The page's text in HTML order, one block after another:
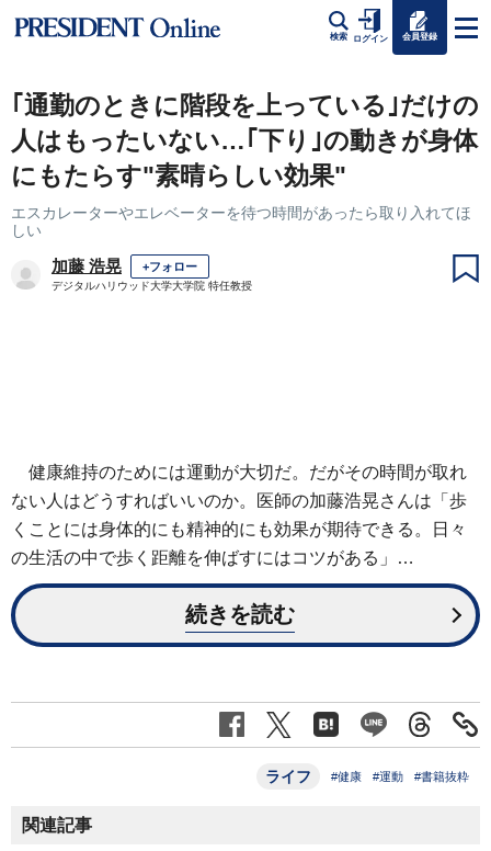
検索 ログイン 会員登録
｢通勤のときに階段を上っている｣だけの
人はもったいない…｢下り｣の動きが身体
にもたらす"素晴らしい効果"
エスカレーターやエレベーターを待つ時間があったら取り入れてほ
しい
加藤 浩晃 +フォロー
デジタルハリウッド大学大学院 特任教授
健康維持のためには運動が大切だ。だがその時間が取れ
ない人はどうすればいいのか。医師の加藤浩晃さんは「歩
くことには身体的にも精神的にも効果が期待できる。日々
の生活の中で歩く距離を伸ばすにはコツがある」…
続きを読む
ライフ #健康 #運動 #書籍抜粋
関連記事